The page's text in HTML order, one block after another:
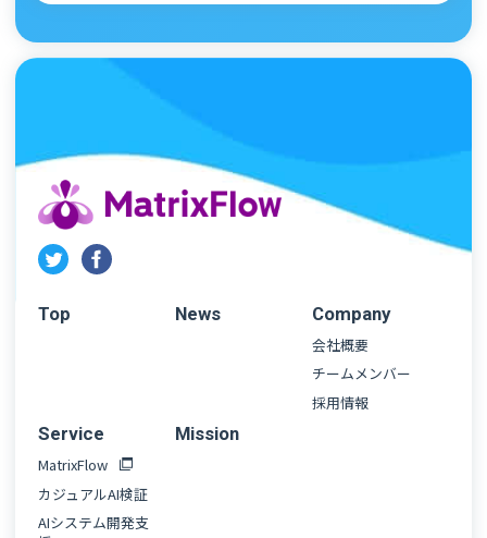
Top News
Company
会社概要
チームメンバー
採用情報
Service
MatrixFlow
カジュアルAI検証
AIシステム開発支
Mission